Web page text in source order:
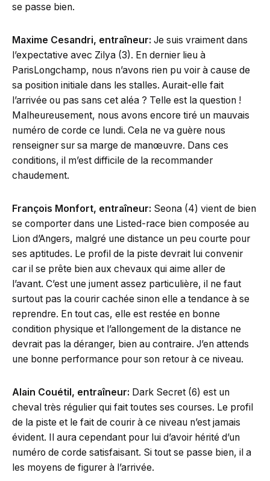
se passe bien.
Maxime Cesandri, entraîneur: Je suis vraiment dans
l’expectative avec Zilya (3). En dernier lieu à
ParisLongchamp, nous n’avons rien pu voir à cause de
sa position initiale dans les stalles. Aurait-elle fait
l’arrivée ou pas sans cet aléa ? Telle est la question !
Malheureusement, nous avons encore tiré un mauvais
numéro de corde ce lundi. Cela ne va guère nous
renseigner sur sa marge de manœuvre. Dans ces
conditions, il m’est difficile de la recommander
chaudement.
François Monfort, entraîneur: Seona (4) vient de bien
se comporter dans une Listed-race bien composée au
Lion d’Angers, malgré une distance un peu courte pour
ses aptitudes. Le profil de la piste devrait lui convenir
car il se prête bien aux chevaux qui aime aller de
l’avant. C’est une jument assez particulière, il ne faut
surtout pas la courir cachée sinon elle a tendance à se
reprendre. En tout cas, elle est restée en bonne
condition physique et l’allongement de la distance ne
devrait pas la déranger, bien au contraire. J’en attends
une bonne performance pour son retour à ce niveau.
Alain Couétil, entraîneur: Dark Secret (6) est un
cheval très régulier qui fait toutes ses courses. Le profil
de la piste et le fait de courir à ce niveau n’est jamais
évident. Il aura cependant pour lui d’avoir hérité d’un
numéro de corde satisfaisant. Si tout se passe bien, il a
les moyens de figurer à l’arrivée.